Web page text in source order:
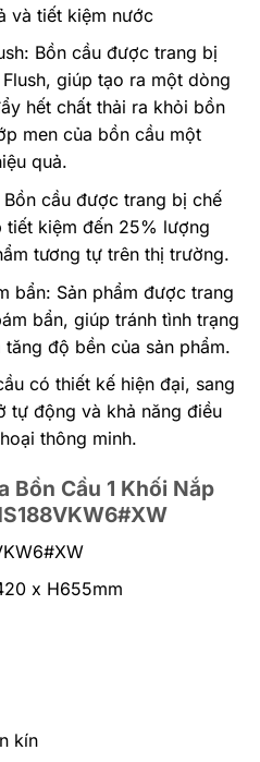
và tiết kiệm nước
Bồn cầu được trang bị
giúp tạo ra một dòng
hết chất thải ra khỏi bồn
men của bồn cầu một
quả.
cầu được trang bị chế
kiệm đến 25% lượng
tương tự trên thị trường.
bẩn: Sản phẩm được trang
bẩn, giúp tránh tình trạng
độ bền của sản phẩm.
có thiết kế hiện đại, sang
tự động và khả năng điều
thông minh.
Bồn Cầu 1 Khối Nắp
x H655mm
kín